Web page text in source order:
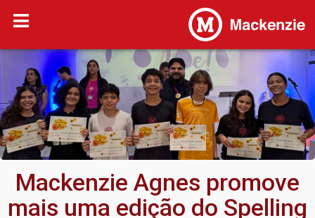
Mackenzie Agnes promove
mais uma edição do Spelling